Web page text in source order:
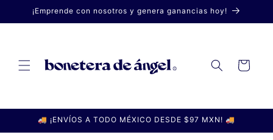
directamente
al contenido
¡Emprende con nosotros y genera ganancias hoy!
Carrito
🚚 ¡ENVÍOS A TODO MÉXICO DESDE $97 MXN! 🚚